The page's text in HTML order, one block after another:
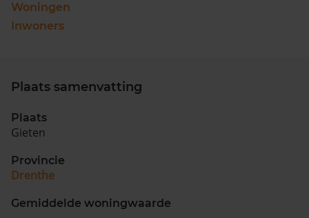
Zoek een woning
088 220 4200
Maandag t/m vrijdag - 08:00 -18:00
Woningen
Inwoners
Plaats samenvatting
Plaats
Gieten
Provincie
Drenthe
Gemiddelde woningwaarde